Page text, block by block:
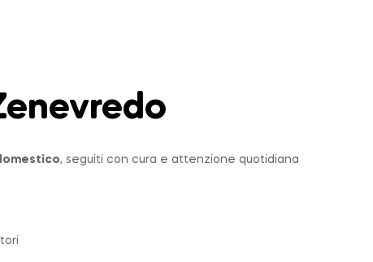
, seguiti con cura e attenzione quotidiana